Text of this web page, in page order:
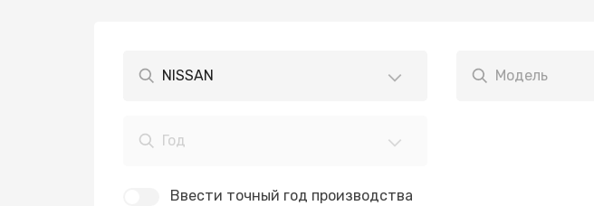
NISSAN Модель
Год
Ввести точный год производства